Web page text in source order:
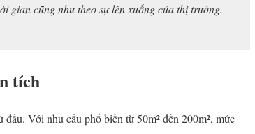
gian cũng như theo sự lên xuống của thị trường.
tích
Với nhu cầu phổ biến từ 50m² đến 200m², mức